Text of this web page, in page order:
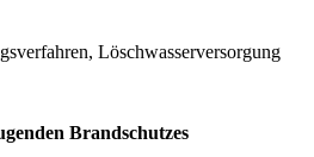
Löschwasserversorgung
Brandschutzes